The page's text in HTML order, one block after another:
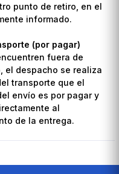
punto de retiro, en el
informado.
(por pagar)
fuera de
el despacho se realiza
transporte que el
envío es por pagar y
al
de la entrega.